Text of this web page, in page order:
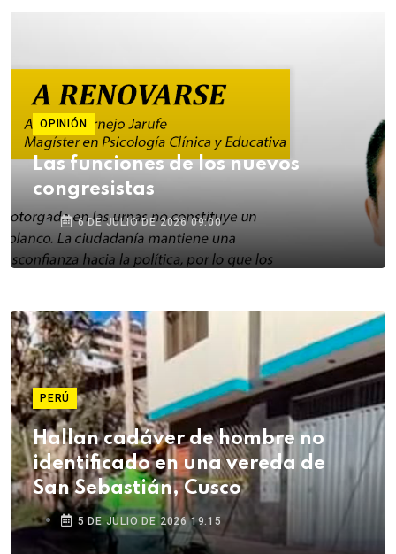
OPINIÓN
Las funciones de los nuevos
congresistas
6 DE JULIO DE 2026 09:00
PERÚ
Hallan cadáver de hombre no
identificado en una vereda de
San Sebastián, Cusco
5 DE JULIO DE 2026 19:15